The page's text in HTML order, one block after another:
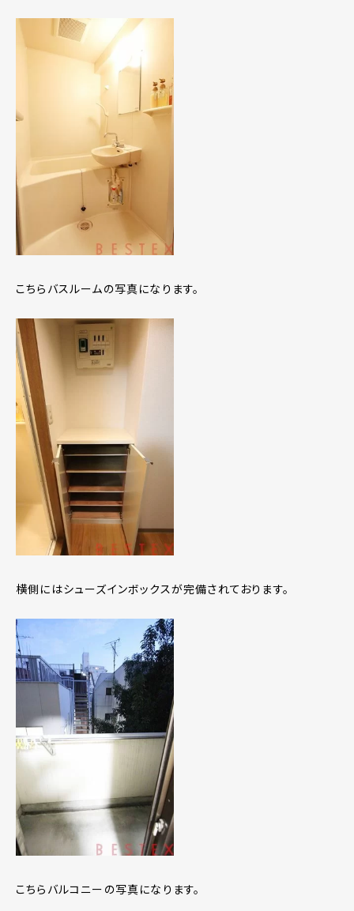
こちらバスルームの写真になります。
横側にはシューズインボックスが完備されております。
こちらバルコニーの写真になります。